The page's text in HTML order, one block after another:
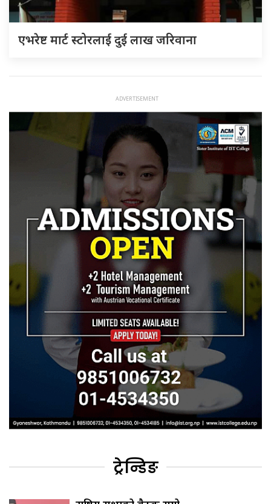
एभरेष्ट मार्ट स्टोरलाई दुई लाख जरिवाना
ट्रेन्डिङ